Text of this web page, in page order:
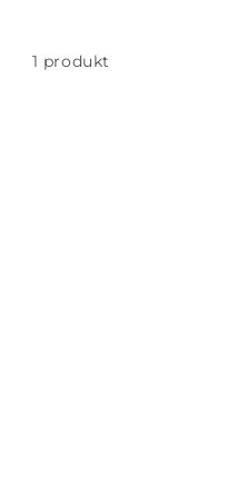
1 produkt